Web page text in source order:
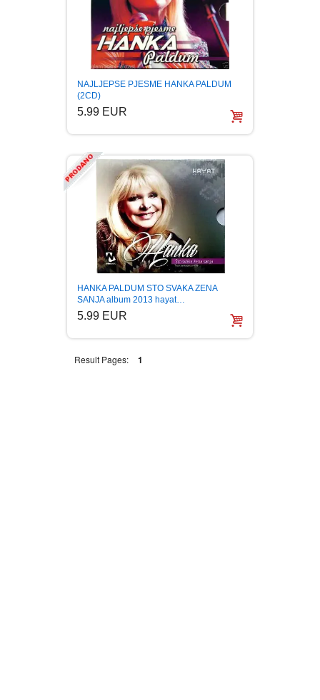
DRUSTVENA IGRA
DUH I TELO
EDUKATIVNI
EROTSKI
ESEJISTIKA
FANTASTIKA
HOROR
INTERNET I RAČUNARI
ISTORIJSKI
KLASICI
NAJLJEPSE PJESME HANKA PALDUM
(2CD)
5.99 EUR
HANKA PALDUM STO SVAKA ZENA
SANJA album 2013 hayat…
5.99 EUR
Result Pages: 1